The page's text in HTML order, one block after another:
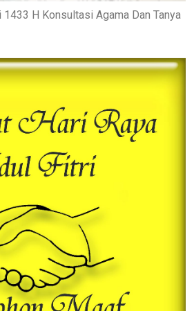
H Konsultasi Agama Dan Tanya